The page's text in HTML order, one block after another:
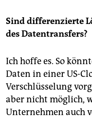
Sind differenzierte
des Datentransfers?
Ich hoffe es. So
Daten in einer US-
Verschlüsselung
aber nicht möglich,
Unternehmen auch